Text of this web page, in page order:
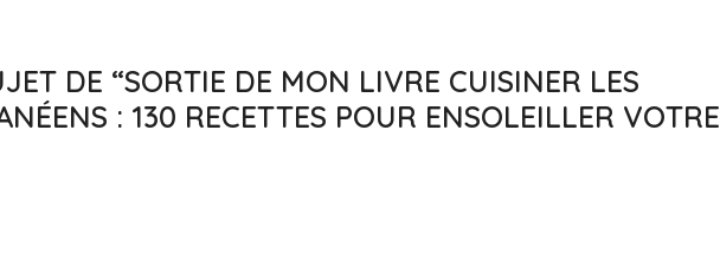
DE “SORTIE DE MON LIVRE CUISINER LES
: 130 RECETTES POUR ENSOLEILLER VOTRE